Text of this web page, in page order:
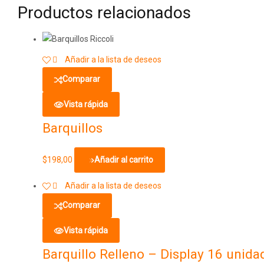
Productos relacionados
Añadir a la lista de deseos
Comparar
Vista rápida
Barquillos
$198,00 Añadir al carrito
Añadir a la lista de deseos
Comparar
Vista rápida
Barquillo Relleno – Display 16